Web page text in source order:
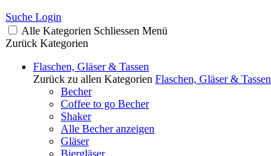
Suche Login
Alle Kategorien Schliessen Menü
Zurück Kategorien
Flaschen, Gläser & Tassen
Zurück zu allen Kategorien Flaschen, Gläser & Tassen
Becher
Coffee to go Becher
Shaker
Alle Becher anzeigen
Gläser
Biergläser